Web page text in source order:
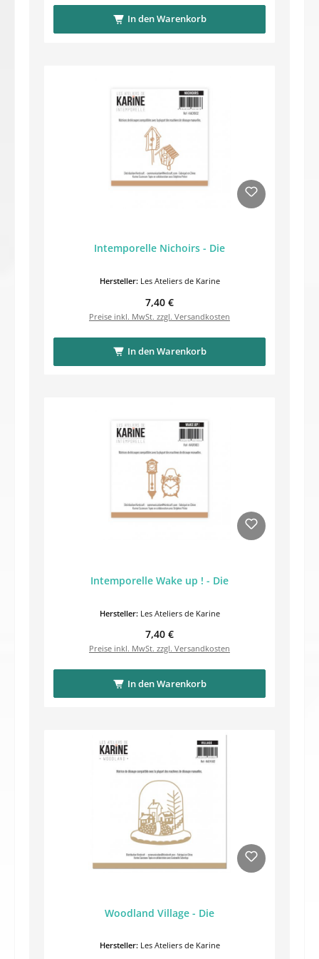
In den Warenkorb
Intemporelle Nichoirs - Die
Hersteller: Les Ateliers de Karine
Regulärer Preis:
7,40 €
Preise inkl. MwSt. zzgl. Versandkosten
In den Warenkorb
Intemporelle Wake up ! - Die
Hersteller: Les Ateliers de Karine
Regulärer Preis:
7,40 €
Preise inkl. MwSt. zzgl. Versandkosten
In den Warenkorb
Woodland Village - Die
Hersteller: Les Ateliers de Karine